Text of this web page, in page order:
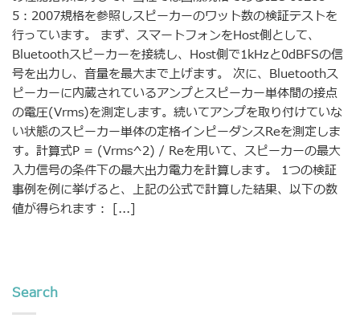
5：2007規格を参照しスピーカーのワット数の検証テストを
行っています。 まず、スマートフォンをHost側として、
Bluetoothスピーカーを接続し、Host側で1kHzと0dBFSの信
号を出力し、音量を最大まで上げます。 次に、Bluetoothス
ピーカーに内蔵されているアンプとスピーカー単体間の接点
の電圧(Vrms)を測定します。続いてアンプを取り付けていな
い状態のスピーカー単体の定格インピーダンスReを測定しま
す。計算式P = (Vrms^2) / Reを用いて、スピーカーの最大
入力信号の条件下の最大出力電力を計算します。 1つの検証
事例を例に挙げると、上記の公式で計算した結果、以下の数
値が得られます： [...]
Search